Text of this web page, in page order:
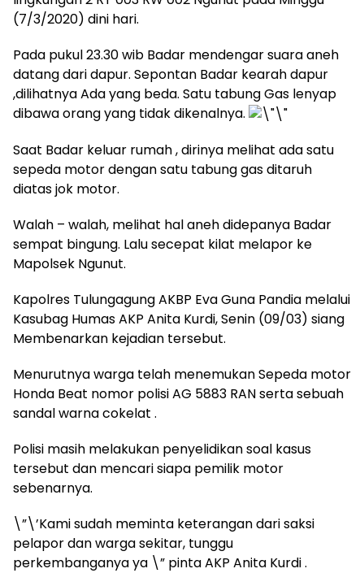
(7/3/2020) dini hari.
Pada pukul 23.30 wib Badar mendengar suara aneh
datang dari dapur. Sepontan Badar kearah dapur
,dilihatnya Ada yang beda. Satu tabung Gas lenyap
dibawa orang yang tidak dikenalnya.
Saat Badar keluar rumah , dirinya melihat ada satu
sepeda motor dengan satu tabung gas ditaruh
diatas jok motor.
Walah – walah, melihat hal aneh didepanya Badar
sempat bingung. Lalu secepat kilat melapor ke
Mapolsek Ngunut.
Kapolres Tulungagung AKBP Eva Guna Pandia melalui
Kasubag Humas AKP Anita Kurdi, Senin (09/03) siang
Membenarkan kejadian tersebut.
Menurutnya warga telah menemukan Sepeda motor
Honda Beat nomor polisi AG 5883 RAN serta sebuah
sandal warna cokelat .
Polisi masih melakukan penyelidikan soal kasus
tersebut dan mencari siapa pemilik motor
sebenarnya.
\”\’Kami sudah meminta keterangan dari saksi
pelapor dan warga sekitar, tunggu
perkembanganya ya \” pinta AKP Anita Kurdi .